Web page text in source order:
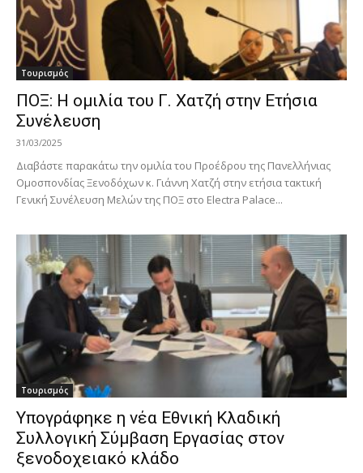
Τουρισμός
ΠΟΞ: Η ομιλία του Γ. Χατζή στην Ετήσια
Συνέλευση
31/03/2025
Διαβάστε παρακάτω την ομιλία του Προέδρου της Πανελλήνιας
Ομοσπονδίας Ξενοδόχων κ. Γιάννη Χατζή στην ετήσια τακτική
Γενική Συνέλευση Μελών της ΠΟΞ στο Electra Palace...
Τουρισμός
Υπογράφηκε η νέα Εθνική Κλαδική
Συλλογική Σύμβαση Εργασίας στον
ξενοδοχειακό κλάδο